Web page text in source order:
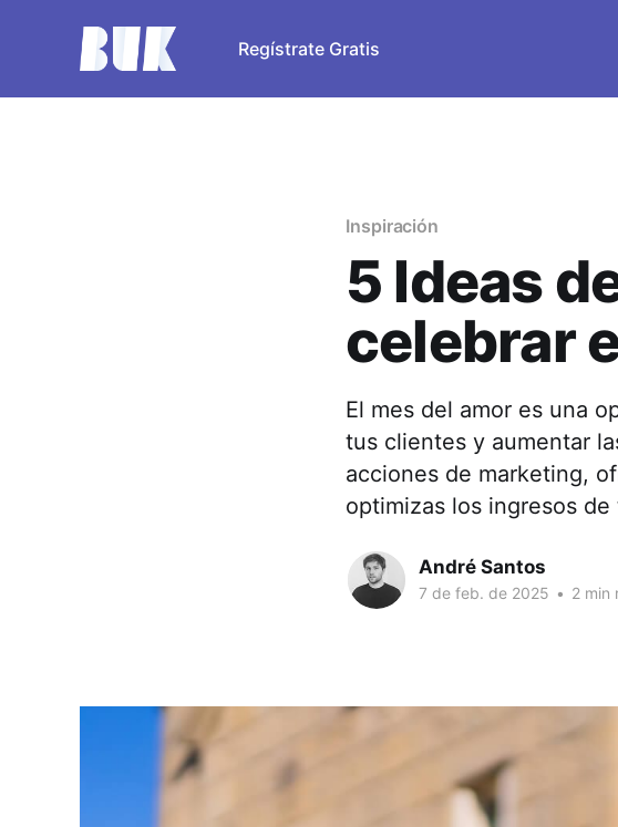
Regístrate Gratis
Inspiración
5 Ideas
celebrar
El mes del amor es una
tus clientes y aumentar
acciones de marketing,
optimizas los ingresos
André Santos
7 de feb. de 2025 • 2 min